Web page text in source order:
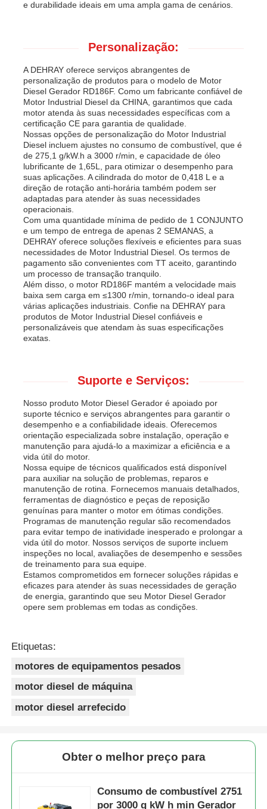
e durabilidade ideais em uma ampla gama de cenários.
Personalização:
A DEHRAY oferece serviços abrangentes de
personalização de produtos para o modelo de Motor
Diesel Gerador RD186F. Como um fabricante confiável de
Motor Industrial Diesel da CHINA, garantimos que cada
motor atenda às suas necessidades específicas com a
certificação CE para garantia de qualidade.
Nossas opções de personalização do Motor Industrial
Diesel incluem ajustes no consumo de combustível, que é
de 275,1 g/kW.h a 3000 r/min, e capacidade de óleo
lubrificante de 1,65L, para otimizar o desempenho para
suas aplicações. A cilindrada do motor de 0,418 L e a
direção de rotação anti-horária também podem ser
adaptadas para atender às suas necessidades
operacionais.
Com uma quantidade mínima de pedido de 1 CONJUNTO
e um tempo de entrega de apenas 2 SEMANAS, a
DEHRAY oferece soluções flexíveis e eficientes para suas
necessidades de Motor Industrial Diesel. Os termos de
pagamento são convenientes com TT aceito, garantindo
um processo de transação tranquilo.
Além disso, o motor RD186F mantém a velocidade mais
baixa sem carga em ≤1300 r/min, tornando-o ideal para
várias aplicações industriais. Confie na DEHRAY para
produtos de Motor Industrial Diesel confiáveis e
personalizáveis que atendam às suas especificações
exatas.
Suporte e Serviços:
Nosso produto Motor Diesel Gerador é apoiado por
suporte técnico e serviços abrangentes para garantir o
desempenho e a confiabilidade ideais. Oferecemos
orientação especializada sobre instalação, operação e
manutenção para ajudá-lo a maximizar a eficiência e a
vida útil do motor.
Nossa equipe de técnicos qualificados está disponível
para auxiliar na solução de problemas, reparos e
manutenção de rotina. Fornecemos manuais detalhados,
ferramentas de diagnóstico e peças de reposição
genuínas para manter o motor em ótimas condições.
Programas de manutenção regular são recomendados
para evitar tempo de inatividade inesperado e prolongar a
vida útil do motor. Nossos serviços de suporte incluem
inspeções no local, avaliações de desempenho e sessões
de treinamento para sua equipe.
Estamos comprometidos em fornecer soluções rápidas e
eficazes para atender às suas necessidades de geração
de energia, garantindo que seu Motor Diesel Gerador
opere sem problemas em todas as condições.
Etiquetas:
motores de equipamentos pesados
motor diesel de máquina
motor diesel arrefecido
Obter o melhor preço para
Consumo de combustível 2751
por 3000 g kW h min Gerador